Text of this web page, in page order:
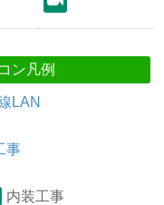
ン凡例
LAN
事
内装工事